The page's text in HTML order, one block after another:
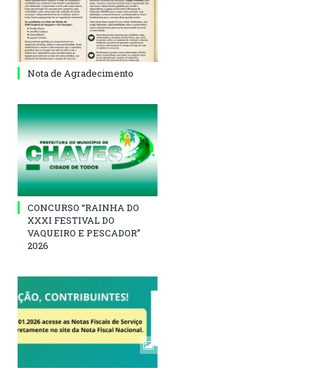
Nota de Agradecimento
CONCURSO “RAINHA DO
XXXI FESTIVAL DO
VAQUEIRO E PESCADOR”
2026